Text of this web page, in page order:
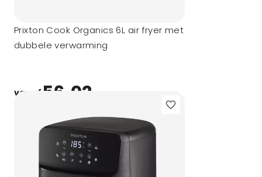
Prixton Cook Organics 6L air fryer met
dubbele verwarming
vanaf 56,02